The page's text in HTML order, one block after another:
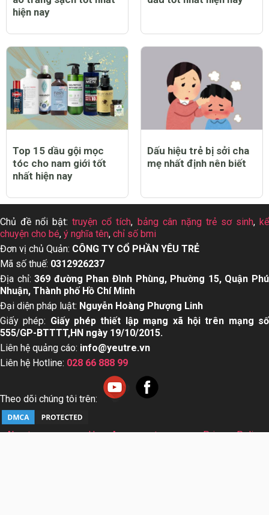
hiện nay
Top 15 dầu gội mọc
tóc cho nam giới tốt
nhất hiện nay
Dấu hiệu trẻ bị sởi cha
mẹ nhất định nên biết
Chủ đề nổi bật:truyện cổ tích, bảng cân nặng trẻ sơ sinh,kể
chuyện cho bé, ý nghĩa tên, chỉ số bmi
Đơn vị chủ Quản: CÔNG TY CỔ PHẦN YÊU TRẺ
Mã số thuế: 0312926237
Địa chỉ:369 đường Phan Đình Phùng, Phường 15, Quận Phú
Nhuận, Thành phố Hồ Chí Minh
Đại diện pháp luật: Nguyễn Hoàng Phượng Linh
Giấy phép: Giấy phép thiết lập mạng xã hội trên mạng số
555/GP-BTTTT,HN ngày 19/10/2015.
Liên hệ quảng cáo: info@yeutre.vn
Liên hệ Hotline: 028 66 888 99
Theo dõi chúng tôi trên:
About us User Agreement
Privacy Policy